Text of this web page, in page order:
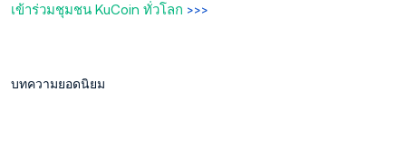
เข้าร่วมชุมชน KuCoin ทั่วโลก >>>
บทความยอดนิยม